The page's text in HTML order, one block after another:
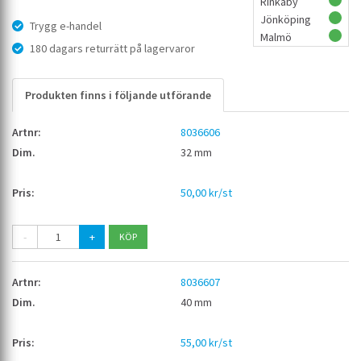
Trygg e-handel
180 dagars returrätt på lagervaror
Jönköping
Malmö
Produkten finns i följande utförande
8036606
32 mm
50,00 kr/st
- +
8036607
40 mm
55,00 kr/st